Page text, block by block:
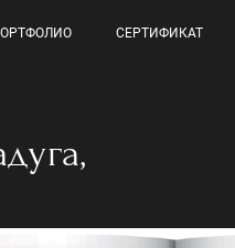
СЕРТИФИКАТ